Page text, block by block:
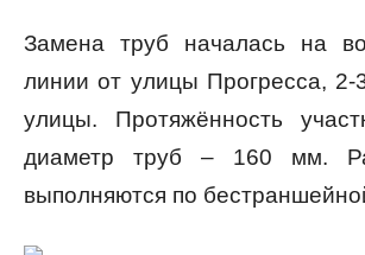
Замена труб началась на
линии от улицы Прогресса, 2-
улицы. Протяжённость
диаметр труб – 160 мм.
выполняются по